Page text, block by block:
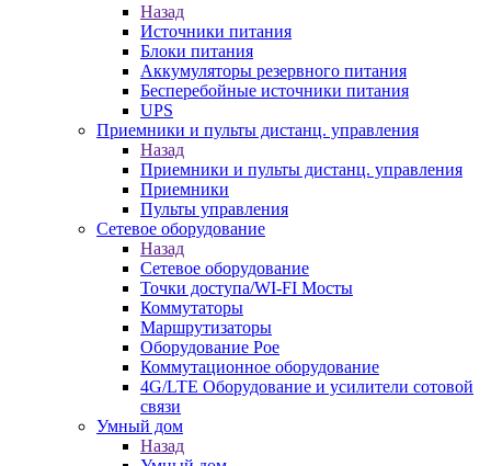
Назад
Источники питания
Блоки питания
Аккумуляторы резервного питания
Бесперебойные источники питания
UPS
Приемники и пульты дистанц. управления
Назад
Приемники и пульты дистанц. управления
Приемники
Пульты управления
Сетевое оборудование
Назад
Сетевое оборудование
Точки доступа/WI-FI Мосты
Коммутаторы
Маршрутизаторы
Оборудование Poe
Коммутационное оборудование
4G/LTE Оборудование и усилители сотовой
связи
Умный дом
Назад